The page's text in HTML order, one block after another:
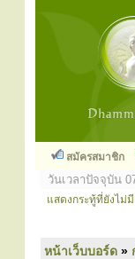
สมัครสมาชิก
วันเวลาปัจจุบัน
แสดงกระทู้ที่ยังไม่
หน้าเว็บบอร์ด »